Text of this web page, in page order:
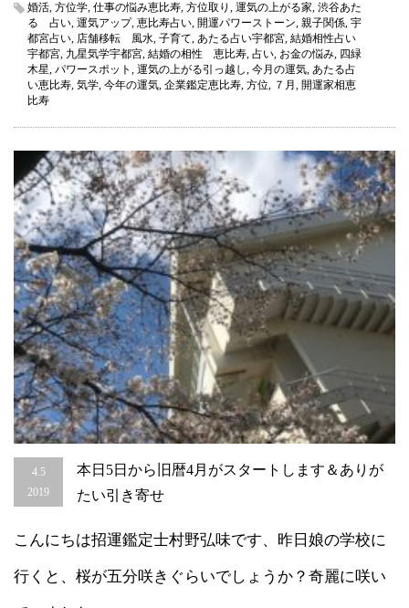
星
2019
年
7
月
の
月
の
運
気）
恵
比
寿・
宇
都
宮
占
い
は
婚活, 方位学, 仕事の悩み恵比寿, 方位取り , 運気の上がる家, 渋谷あた
る 占い, 運気アップ, 恵比寿占い, 開運パワーストーン, 親子関係, 宇
都宮占い, 店舗移転 風水, 子育て, あたる占い宇都宮, 結婚相性占い
宇都宮, 九星気学宇都宮, 結婚の相性 恵比寿, 占い, お金の悩み, 四緑
木星, パワースポット , 運気の上がる引っ越し, 今月の運気, あたる占
い恵比寿, 気学, 今年の運気, 企業鑑定恵比寿, 方位, ７月 , 開運家相恵
比寿
4.5
2019
本日5日から旧暦4月がスタートします＆ありが
たい引き寄せ
こんにちは招運鑑定士村野弘味です、昨日娘の学校に
行くと、桜が五分咲きぐらいでしょうか？奇麗に咲い